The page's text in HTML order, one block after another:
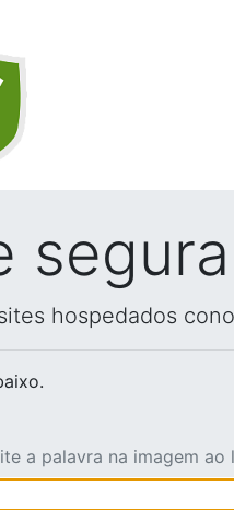
hospedados
a palavra na imagem